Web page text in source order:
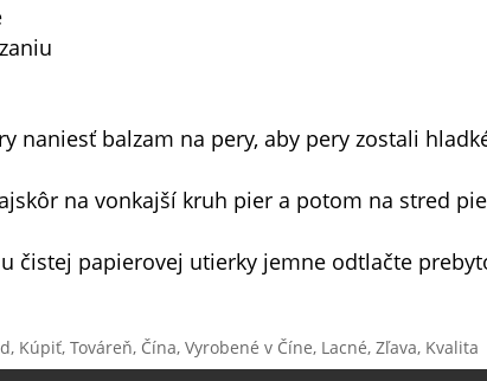
balzam na pery, aby pery zostali
na vonkajší kruh pier a potom na stred
papierovej utierky jemne odtlačte
Kúpiť, Továreň, Čína, Vyrobené v Číne, Lacné, Zľava, Kvalita